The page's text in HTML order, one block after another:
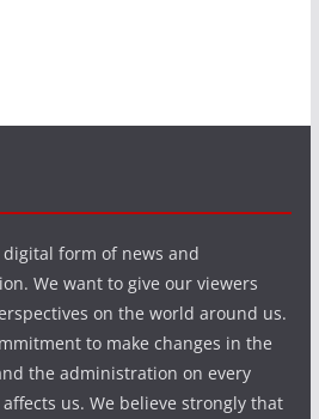
form of news and
We want to give our viewers
on the world around us.
to make changes in the
the administration on every
us. We believe strongly that